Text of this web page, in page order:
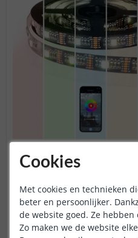
50 cm| App bediening
OP VOORRAAD
Cookies
Met cookies en technieken
beter en persoonlijker.
de website goed. Ze
Zo maken we de website